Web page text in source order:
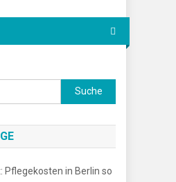
Suche
nach:
Pflegekosten in Berlin so